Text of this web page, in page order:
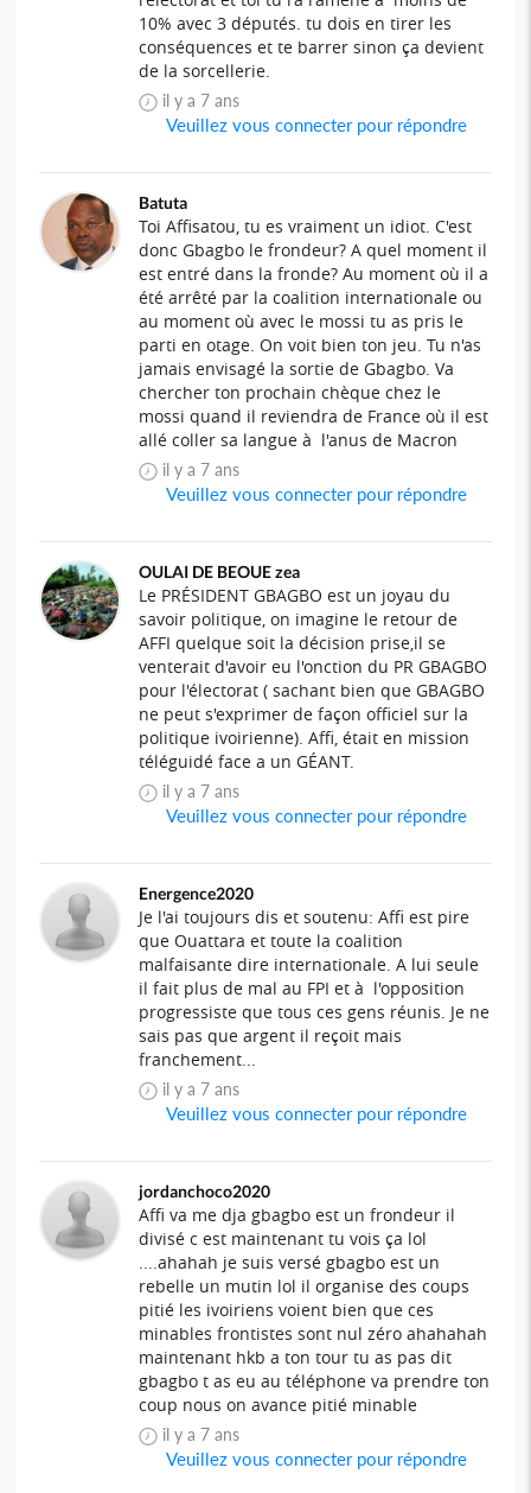
10% avec 3 députés. tu dois en tirer les
conséquences et te barrer sinon ça devient
de la sorcellerie.
il y a 7 ans
Veuillez vous connecter pour répondre
Batuta
Toi Affisatou, tu es vraiment un idiot. C'est
donc Gbagbo le frondeur? A quel moment il
est entré dans la fronde? Au moment où il a
été arrêté par la coalition internationale ou
au moment où avec le mossi tu as pris le
parti en otage. On voit bien ton jeu. Tu n'as
jamais envisagé la sortie de Gbagbo. Va
chercher ton prochain chèque chez le
mossi quand il reviendra de France où il est
allé coller sa langue à l'anus de Macron
il y a 7 ans
Veuillez vous connecter pour répondre
OULAI DE BEOUE zea
Le PRÉSIDENT GBAGBO est un joyau du
savoir politique, on imagine le retour de
AFFI quelque soit la décision prise,il se
venterait d'avoir eu l'onction du PR GBAGBO
pour l'électorat ( sachant bien que GBAGBO
ne peut s'exprimer de façon officiel sur la
politique ivoirienne). Affi, était en mission
téléguidé face a un GÉANT.
il y a 7 ans
Veuillez vous connecter pour répondre
Energence2020
Je l'ai toujours dis et soutenu: Affi est pire
que Ouattara et toute la coalition
malfaisante dire internationale. A lui seule
il fait plus de mal au FPI et à l'opposition
progressiste que tous ces gens réunis. Je ne
sais pas que argent il reçoit mais
franchement...
il y a 7 ans
Veuillez vous connecter pour répondre
jordanchoco2020
Affi va me dja gbagbo est un frondeur il
divisé c est maintenant tu vois ça lol
....ahahah je suis versé gbagbo est un
rebelle un mutin lol il organise des coups
pitié les ivoiriens voient bien que ces
minables frontistes sont nul zéro ahahahah
maintenant hkb a ton tour tu as pas dit
gbagbo t as eu au téléphone va prendre ton
coup nous on avance pitié minable
il y a 7 ans
Veuillez vous connecter pour répondre